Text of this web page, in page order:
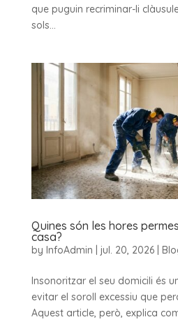
que puguin recriminar-li
sols...
Quines són les hores
casa?
by InfoAdmin jul. 20, 2026|
Insonoritzar el seu domicili és
evitar el soroll excessiu que
Aquest article, però, explica